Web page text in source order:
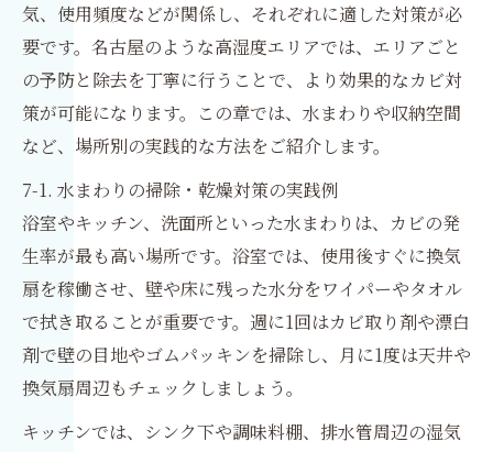
気、使用頻度などが関係し、それぞれに適した対策が必
要です。名古屋のような高湿度エリアでは、エリアごと
の予防と除去を丁寧に行うことで、より効果的なカビ対
策が可能になります。この章では、水まわりや収納空間
など、場所別の実践的な方法をご紹介します。
7-1. 水まわりの掃除・乾燥対策の実践例
浴室やキッチン、洗面所といった水まわりは、カビの発
生率が最も高い場所です。浴室では、使用後すぐに換気
扇を稼働させ、壁や床に残った水分をワイパーやタオル
で拭き取ることが重要です。週に1回はカビ取り剤や漂白
剤で壁の目地やゴムパッキンを掃除し、月に1度は天井や
換気扇周辺もチェックしましょう。
キッチンでは、シンク下や調味料棚、排水管周辺の湿気